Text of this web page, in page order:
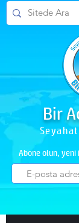
Bir
Abone olun,